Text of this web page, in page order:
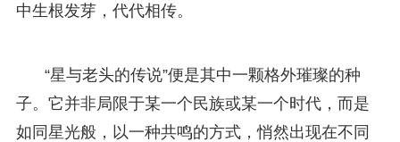
中生根发芽，代代相传。
“星与老头的传说”便是其中一颗格外璀璨的种
子。它并非局限于某一个民族或某一个时代，而是
如同星光般，以一种共鸣的方式，悄然出现在不同